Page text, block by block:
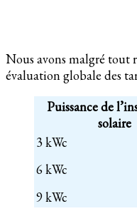
Nous avons malgré tout
évaluation globale des
Puissance de
solaire
3 kWc
6 kWc
9 kWc